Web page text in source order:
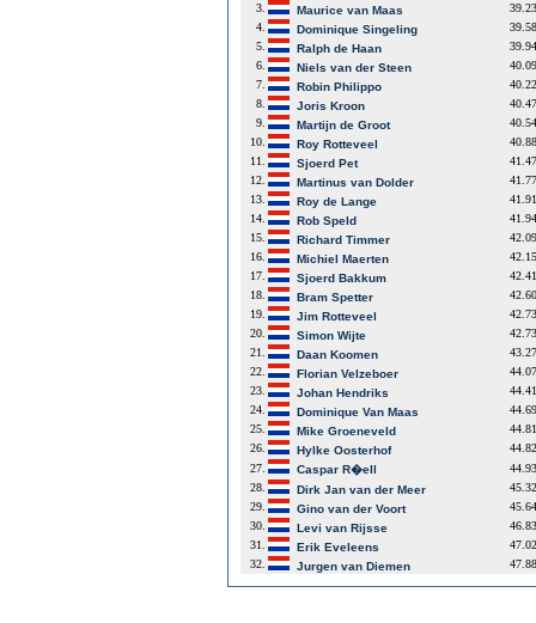
3.
Maurice van Maas
39.23
4.
Dominique Singeling
39.58
5.
Ralph de Haan
39.94
6.
Niels van der Steen
40.09
7.
Robin Philippo
40.22
8.
Joris Kroon
40.47
9.
Martijn de Groot
40.54
10.
Roy Rotteveel
40.88
11.
Sjoerd Pet
41.47
12.
Martinus van Dolder
41.77
13.
Roy de Lange
41.91
14.
Rob Speld
41.94
15.
Richard Timmer
42.09
16.
Michiel Maerten
42.15
17.
Sjoerd Bakkum
42.41
18.
Bram Spetter
42.60
19.
Jim Rotteveel
42.73
20.
Simon Wijte
42.73
21.
Daan Koomen
43.27
22.
Florian Velzeboer
44.07
23.
Johan Hendriks
44.41
24.
Dominique Van Maas
44.69
25.
Mike Groeneveld
44.81
26.
Hylke Oosterhof
44.82
27.
Caspar R�ell
44.93
28.
Dirk Jan van der Meer
45.32
29.
Gino van der Voort
45.64
30.
Levi van Rijsse
46.83
31.
Erik Eveleens
47.02
32.
Jurgen van Diemen 47.88